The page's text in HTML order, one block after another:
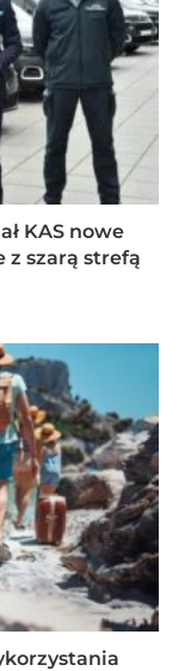
KAS nowe
z szarą strefą